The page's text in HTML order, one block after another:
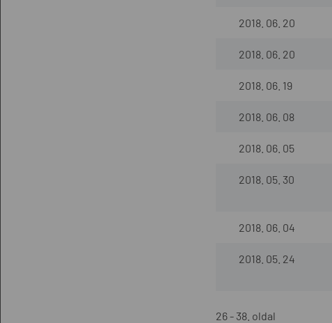
2018. 06. 20
2018. 06. 20
2018. 06. 19
2018. 06. 08
2018. 06. 05
2018. 05. 30
2018. 06. 04
2018. 05. 24
26 - 38. oldal